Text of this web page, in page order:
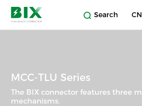
Search CN
MCC-TLU Series
The BIX connector features three
mechanisms.